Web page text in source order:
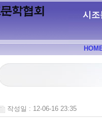
시조
작성일 : 12-06-16 23:35